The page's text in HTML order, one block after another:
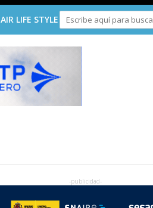
AIR LIFE STYLE